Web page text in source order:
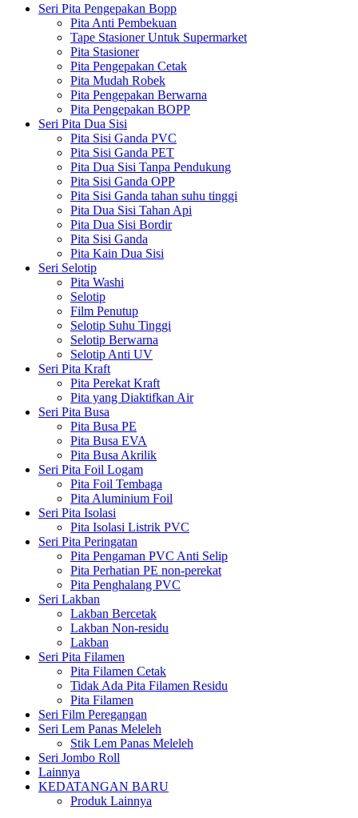
Seri Pita Pengepakan Bopp
Pita Anti Pembekuan
Tape Stasioner Untuk Supermarket
Pita Stasioner
Pita Pengepakan Cetak
Pita Mudah Robek
Pita Pengepakan Berwarna
Pita Pengepakan BOPP
Seri Pita Dua Sisi
Pita Sisi Ganda PVC
Pita Sisi Ganda PET
Pita Dua Sisi Tanpa Pendukung
Pita Sisi Ganda OPP
Pita Sisi Ganda tahan suhu tinggi
Pita Dua Sisi Tahan Api
Pita Dua Sisi Bordir
Pita Sisi Ganda
Pita Kain Dua Sisi
Seri Selotip
Pita Washi
Selotip
Film Penutup
Selotip Suhu Tinggi
Selotip Berwarna
Selotip Anti UV
Seri Pita Kraft
Pita Perekat Kraft
Pita yang Diaktifkan Air
Seri Pita Busa
Pita Busa PE
Pita Busa EVA
Pita Busa Akrilik
Seri Pita Foil Logam
Pita Foil Tembaga
Pita Aluminium Foil
Seri Pita Isolasi
Pita Isolasi Listrik PVC
Seri Pita Peringatan
Pita Pengaman PVC Anti Selip
Pita Perhatian PE non-perekat
Pita Penghalang PVC
Seri Lakban
Lakban Bercetak
Lakban Non-residu
Lakban
Seri Pita Filamen
Pita Filamen Cetak
Tidak Ada Pita Filamen Residu
Pita Filamen
Seri Film Peregangan
Seri Lem Panas Meleleh
Stik Lem Panas Meleleh
Seri Jombo Roll
Lainnya
KEDATANGAN BARU
Produk Lainnya